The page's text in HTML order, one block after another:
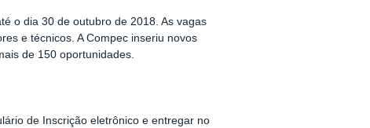
o dia 30 de outubro de 2018. As vagas
e técnicos. A Compec inseriu novos
de 150 oportunidades.
de Inscrição eletrônico e entregar no